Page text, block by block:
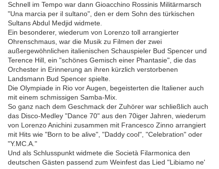
Schnell im Tempo war dann Gioacchino Rossinis Militärmarsch
"Una marcia per il sultano", den er dem Sohn des türkischen
Sultans Abdul Medjid widmete.
Ein besonderer, wiederum von Lorenzo toll arrangierter
Ohrenschmaus, war die Musik zu Filmen der zwei
außergewöhnlichen italienischen Schauspieler Bud Spencer und
Terence Hill, ein "schönes Gemisch einer Phantasie", die das
Orchester in Erinnerung an ihren kürzlich verstorbenen
Landsmann Bud Spencer spielte.
Die Olympiade in Rio vor Augen, begeisterten die Italiener auch
mit einem schmissigen Samba-Mix.
So ganz nach dem Geschmack der Zuhörer war schließlich auch
das Disco-Medley "Dance 70" aus den 70iger Jahren, wiederum
von Lorenzo Anichini zusammen mit Francesco Zinno arrangiert
mit Hits wie "Born to be alive", "Daddy cool", "Celebration" oder
"Y.MC.A."
Und als Schlusspunkt widmete die Società Filarmonica den
deutschen Gästen passend zum Weinfest das Lied "Libiamo ne'